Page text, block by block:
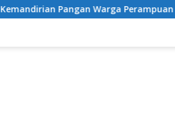
Perampuan Lewat Pemanfaatan